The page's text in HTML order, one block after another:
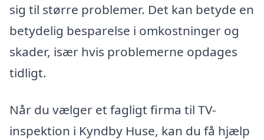
sig til større problemer. Det kan betyde en
betydelig besparelse i omkostninger og
skader, især hvis problemerne opdages
tidligt.
Når du vælger et fagligt firma til TV-
inspektion i Kyndby Huse, kan du få hjælp